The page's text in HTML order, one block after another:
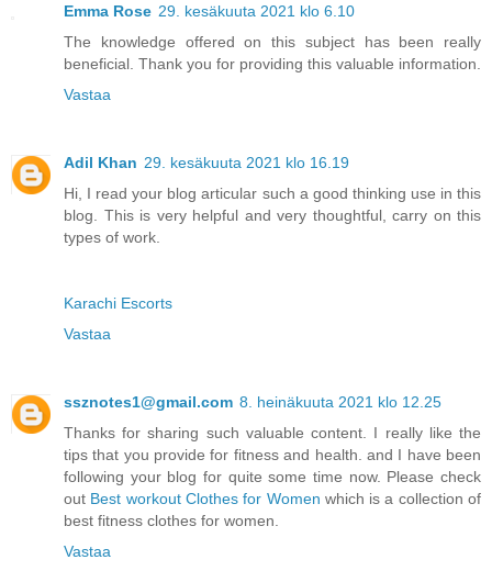
Emma Rose 29. kesäkuuta 2021 klo 6.10
The knowledge offered on this subject has been really
beneficial. Thank you for providing this valuable information.
Vastaa
Adil Khan 29. kesäkuuta 2021 klo 16.19
Hi, I read your blog articular such a good thinking use in this
blog. This is very helpful and very thoughtful, carry on this
types of work.
Karachi Escorts
Vastaa
ssznotes1@gmail.com 8. heinäkuuta 2021 klo 12.25
Thanks for sharing such valuable content. I really like the
tips that you provide for fitness and health. and I have been
following your blog for quite some time now. Please check
out Best workout Clothes for Women which is a collection of
best fitness clothes for women.
Vastaa